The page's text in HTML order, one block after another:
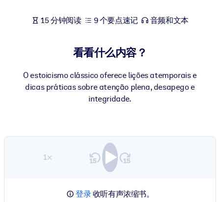
15 分钟阅读 9 个要点速记 音频和文本
看看什么内容？
O estoicismo clássico oferece lições atemporais e
dicas práticas sobre atenção plena, desapego e
integridade.
1×
登录收听有声浓缩书。